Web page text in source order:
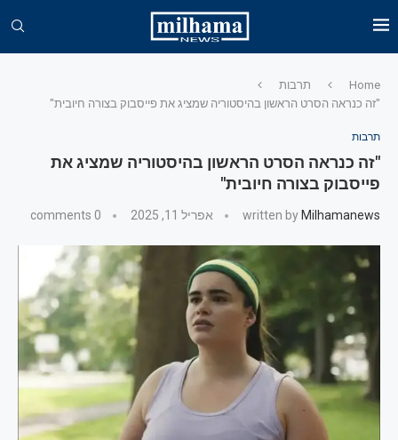
Home
תרבות
"זה כנראה הסרט הראשון בהיסטוריה שמציג את פייסבוק בצורה חיובית"
תרבות
"זה כנראה הסרט הראשון בהיסטוריה שמציג את
פייסבוק בצורה חיובית"
written by Milhamanews אפריל 11, 2025 0 comments